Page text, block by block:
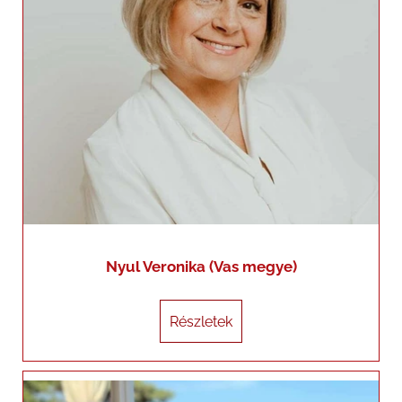
Részletek
Nyul Veronika (Vas megye)
Részletek
Pataky Benjamin Jácint